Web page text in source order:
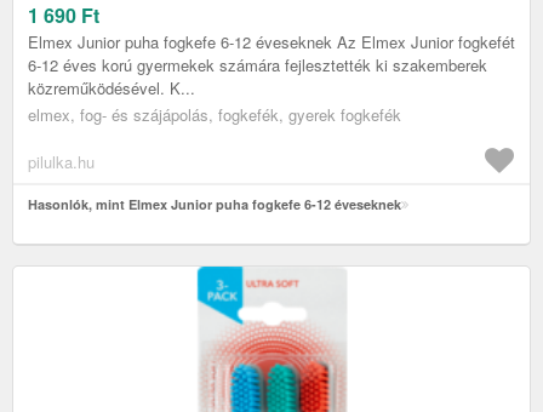
1 690 Ft
Elmex Junior puha fogkefe 6-12 éveseknek Az Elmex Junior fogkefét
6-12 éves korú gyermekek számára fejlesztették ki szakemberek
közreműködésével. K...
elmex, fog- és szájápolás, fogkefék, gyerek fogkefék
pilulka.hu
Hasonlók, mint Elmex Junior puha fogkefe 6-12 éveseknek